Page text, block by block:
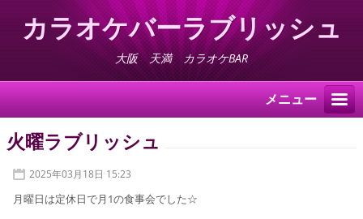
カラオケバーラブリッシュ
大阪 天満 カラオケBAR
メニュー
火曜ラブリッシュ
2025年03月18日 15:23
月曜日は定休日で月1の食事会でした☆